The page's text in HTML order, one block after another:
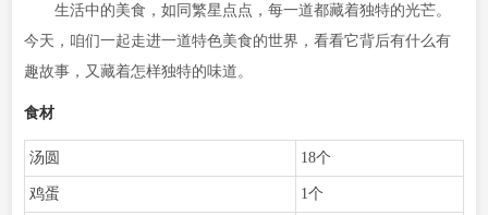
生活中的美食，如同繁星点点，每一道都藏着独特的光芒。
今天，咱们一起走进一道特色美食的世界，看看它背后有什么有
趣故事，又藏着怎样独特的味道。
食材
汤圆 18个
鸡蛋 1个